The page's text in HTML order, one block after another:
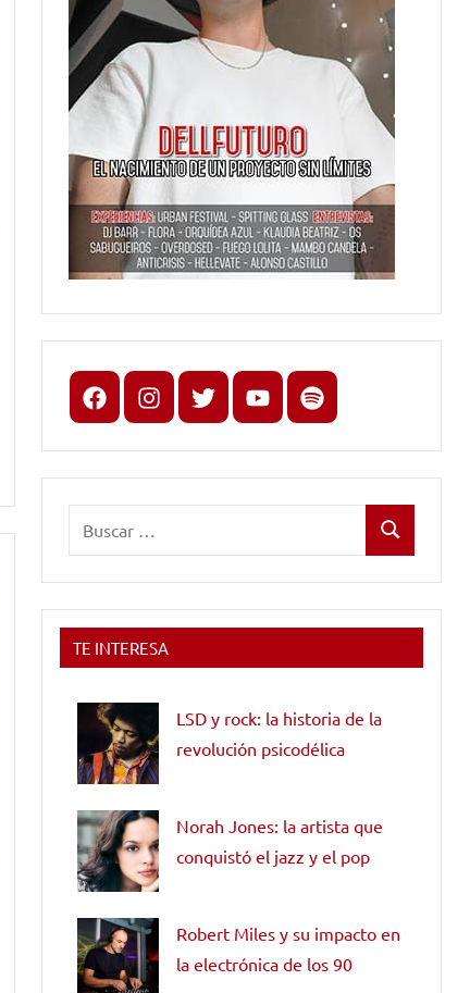
FacebookInstagram
X youtubespotify
Buscar
TE INTERESA
LSD y rock: la historia de la
revolución psicodélica
Norah Jones: la artista que
conquistó el jazz y el pop
Robert Miles y su impacto en
la electrónica de los 90